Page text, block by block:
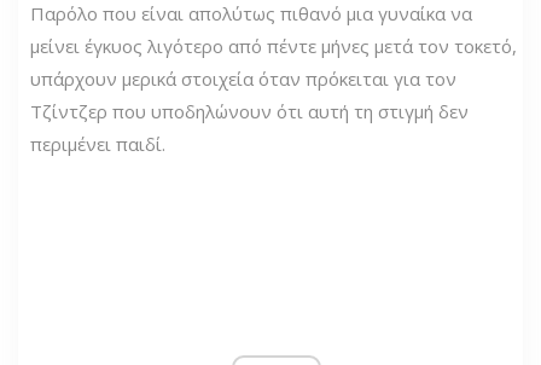
Παρόλο που είναι απολύτως πιθανό μια γυναίκα να
μείνει έγκυος λιγότερο από πέντε μήνες μετά τον τοκετό,
υπάρχουν μερικά στοιχεία όταν πρόκειται για τον
Τζίντζερ που υποδηλώνουν ότι αυτή τη στιγμή δεν
περιμένει παιδί.